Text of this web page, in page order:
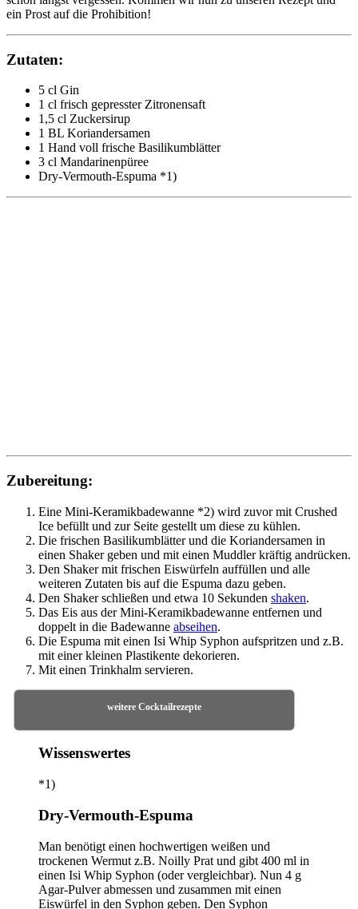
ein Prost auf die Prohibition!
Zutaten:
5 cl Gin
1 cl frisch gepresster Zitronensaft
1,5 cl Zuckersirup
1 BL Koriandersamen
1 Hand voll frische Basilikumblätter
3 cl Mandarinenpüree
Dry-Vermouth-Espuma *1)
Zubereitung:
Eine Mini-Keramikbadewanne *2) wird zuvor mit Crushed
Ice befüllt und zur Seite gestellt um diese zu kühlen.
Die frischen Basilikumblätter und die Koriandersamen in
einen Shaker geben und mit einen Muddler kräftig andrücken.
Den Shaker mit frischen Eiswürfeln auffüllen und alle
weiteren Zutaten bis auf die Espuma dazu geben.
Den Shaker schließen und etwa 10 Sekunden shaken.
Das Eis aus der Mini-Keramikbadewanne entfernen und
doppelt in die Badewanne abseihen.
Die Espuma mit einen Isi Whip Syphon aufspritzen und z.B.
mit einer kleinen Plastikente dekorieren.
Mit einen Trinkhalm servieren.
weitere Cocktailrezepte
Wissenswertes
*1)
Dry-Vermouth-Espuma
Man benötigt einen hochwertigen weißen und
trockenen Wermut z.B. Noilly Prat und gibt 400 ml in
einen Isi Whip Syphon (oder vergleichbar). Nun 4 g
Agar-Pulver abmessen und zusammen mit einen
Eiswürfel in den Syphon geben. Den Syphon